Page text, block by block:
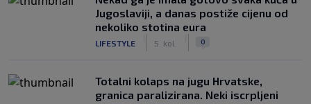
Jugoslaviji, a danas postiže cijenu od
nekoliko stotina eura
LIFESTYLE 5. kol. 0
Totalni kolaps na jugu Hrvatske,
granica paralizirana. Neki iscrpljeni